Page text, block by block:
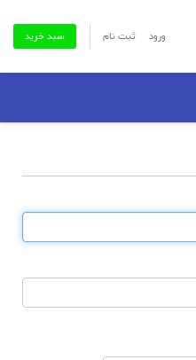
ورود ثبت نام سبد خرید